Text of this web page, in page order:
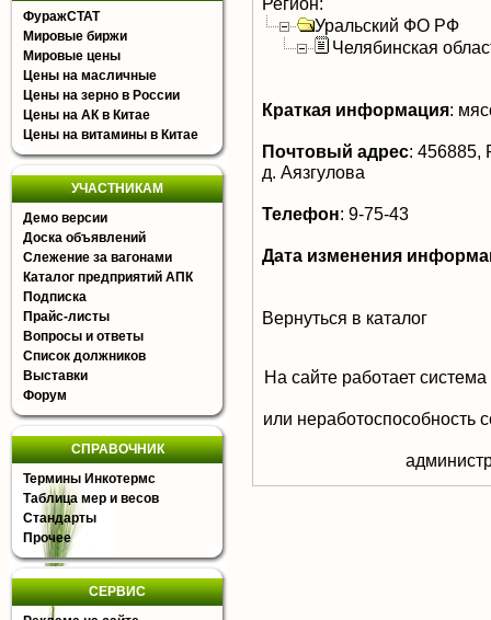
ФуражСТАТ
Мировые биржи
Мировые цены
Цены на масличные
Цены на зерно в России
Цены на АК в Китае
Цены на витамины в Китае
УЧАСТНИКАМ
Демо версии
Доска объявлений
Слежение за вагонами
Каталог предприятий АПК
Подписка
Прайс-листы
Вопросы и ответы
Список должников
Выставки
Форум
СПРАВОЧНИК
Термины Инкотермс
Таблица мер и весов
Стандарты
Прочее
СЕРВИС
Уральский ФО РФ
Челябинская
Краткая информация:
Почтовый адрес: 456885,
д. Аязгулова
Телефон: 9-75-43
Дата изменения
Вернуться в каталог
На сайте работает
или неработоспособность